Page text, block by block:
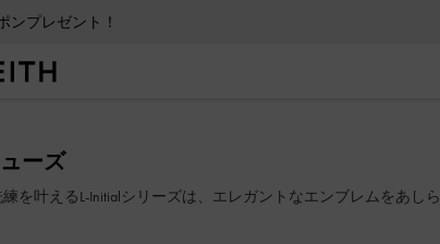
ポンプレゼント！
ンプレゼント！
ーズ
叶えるL-Initialシリーズは、エレガントなエンブレムをあしら